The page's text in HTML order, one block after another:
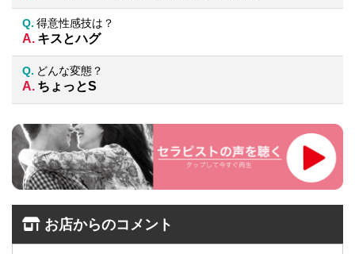
得意性感技は？
キスとハグ
どんな変態？
ちょっとS
お店からのコメント